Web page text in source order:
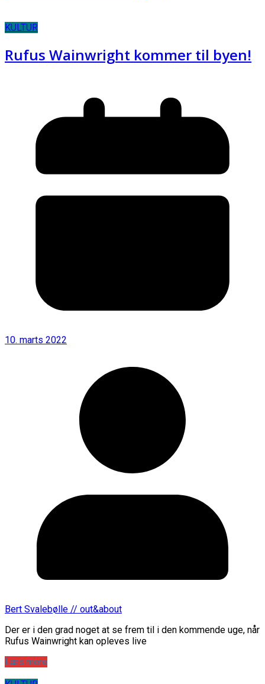
KULTUR
Rufus Wainwright kommer til byen!
10. marts 2022
Bert Svalebølle // out&about
Der er i den grad noget at se frem til i den kommende uge, når
Rufus Wainwright kan opleves live
Læs mere